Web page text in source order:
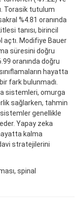
Torasik tutulum
%4.81 oranında
tanısı, birincil
açtı. Modifiye Bauer
süresini doğru
oranında doğru
hayatta
fark bulunmadı.
sistemleri, omurga
sağlarken, tahmin
genellikle
Yapay zeka
kalma
stratejilerini
spinal